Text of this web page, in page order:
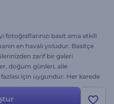
basit ama etkili
en havalı yoludur. Basitçe
zarif bir galeri
doğum günleri, aile
için uygundur. Her karede
dahil farklı seçeneklerle